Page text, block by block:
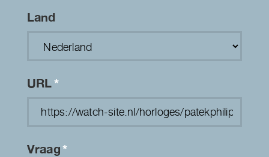
Land
URL*
Vraag*